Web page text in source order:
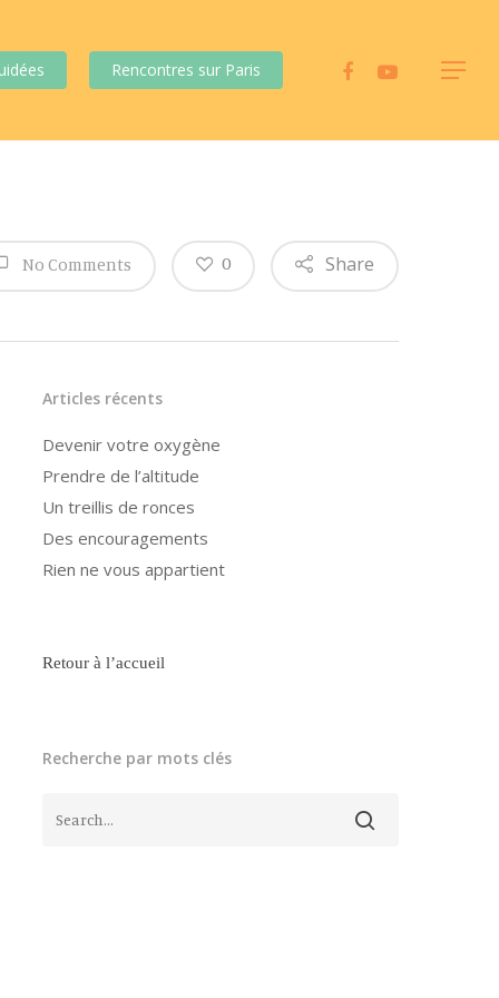
Rencontres sur Paris
No Comments Share
0
Articles récents
Devenir votre oxygène
Prendre de l’altitude
Un treillis de ronces
Des encouragements
Rien ne vous appartient
Retour à l’accueil
Recherche par mots clés